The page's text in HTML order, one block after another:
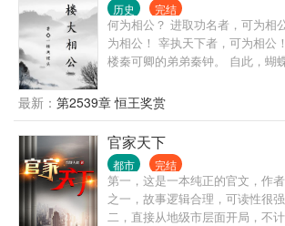
历史 完结
何为相公？ 进取功名者，可为相
为相公！ 宰执天下者，可为相公
楼秦可卿的弟弟秦钟。 自此，蝴
最新： 第2539章 恒王奖赏
官家天下
都市 完结
第一，这是一本纯正的官文，作
之一，故事逻辑合理，可读性很
二，直接从地级市层面开局，不计